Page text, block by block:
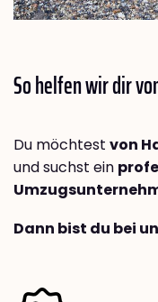
So helfen wir dir
Du möchtest von
und suchst ein
Dann bist du bei